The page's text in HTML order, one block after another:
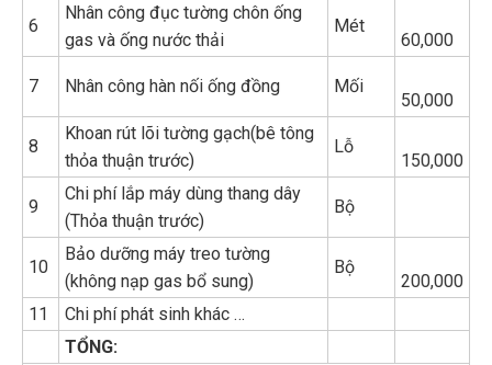
6
Nhân công đục tường chôn ống
gas và ống nước thải
Mét
60,000
7 Nhân công hàn nối ống đồng Mối
50,000
8
Khoan rút lõi tường gạch(bê tông
thỏa thuận trước)
Lỗ
150,000
9
Chi phí lắp máy dùng thang dây
(Thỏa thuận trước)
Bộ
10
Bảo dưỡng máy treo tường
(không nạp gas bổ sung)
Bộ
200,000
11
Chi phí phát sinh khác …
TỔNG: